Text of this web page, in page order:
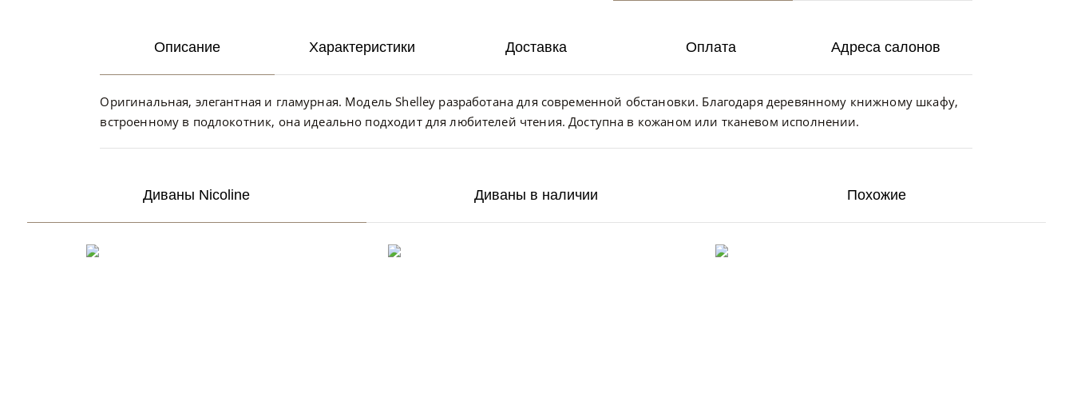
Описание
Оригинальная, элегантная и гламурная. Модель Shelley разработана для современной обстановки. Благодаря деревянному книжному шкафу,
встроенному в подлокотник, она идеально подходит для любителей чтения. Доступна в кожаном или тканевом исполнении.
Характеристики Доставка Оплата Адреса салонов
Диваны Nicoline Диваны в наличии Похожие